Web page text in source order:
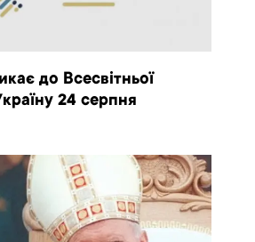
до Всесвітньої
24 серпня